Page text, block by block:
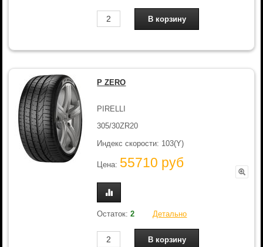
P ZERO
PIRELLI
305/30ZR20
Индекс скорости: 103(Y)
Цена: 55710 руб
Остаток:2 Детально